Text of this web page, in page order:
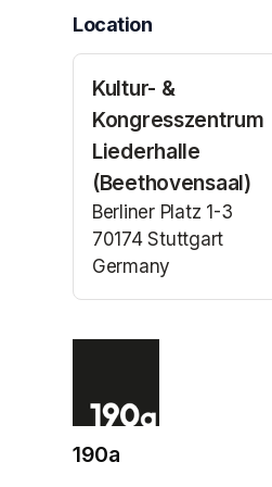
Location
Kultur- &
Kongresszentrum
Liederhalle
(Beethovensaal)
Berliner Platz 1-3
70174 Stuttgart
Germany
(opens in a new tab)
190a